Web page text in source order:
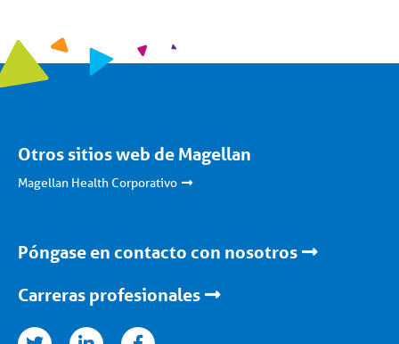
Otros sitios web de Magellan
Magellan Health Corporativo
Póngase en contacto con nosotros
Carreras profesionales
facebook